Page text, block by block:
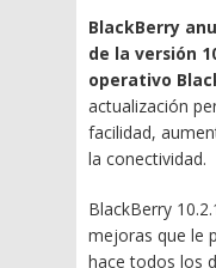
BlackBerry
de la versión
operativo
actualización
facilidad,
la conectividad.
BlackBerry
mejoras que le
hace todos los